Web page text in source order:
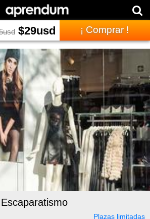
usd $29usd ¡ Comprar !
Plazas limitadas